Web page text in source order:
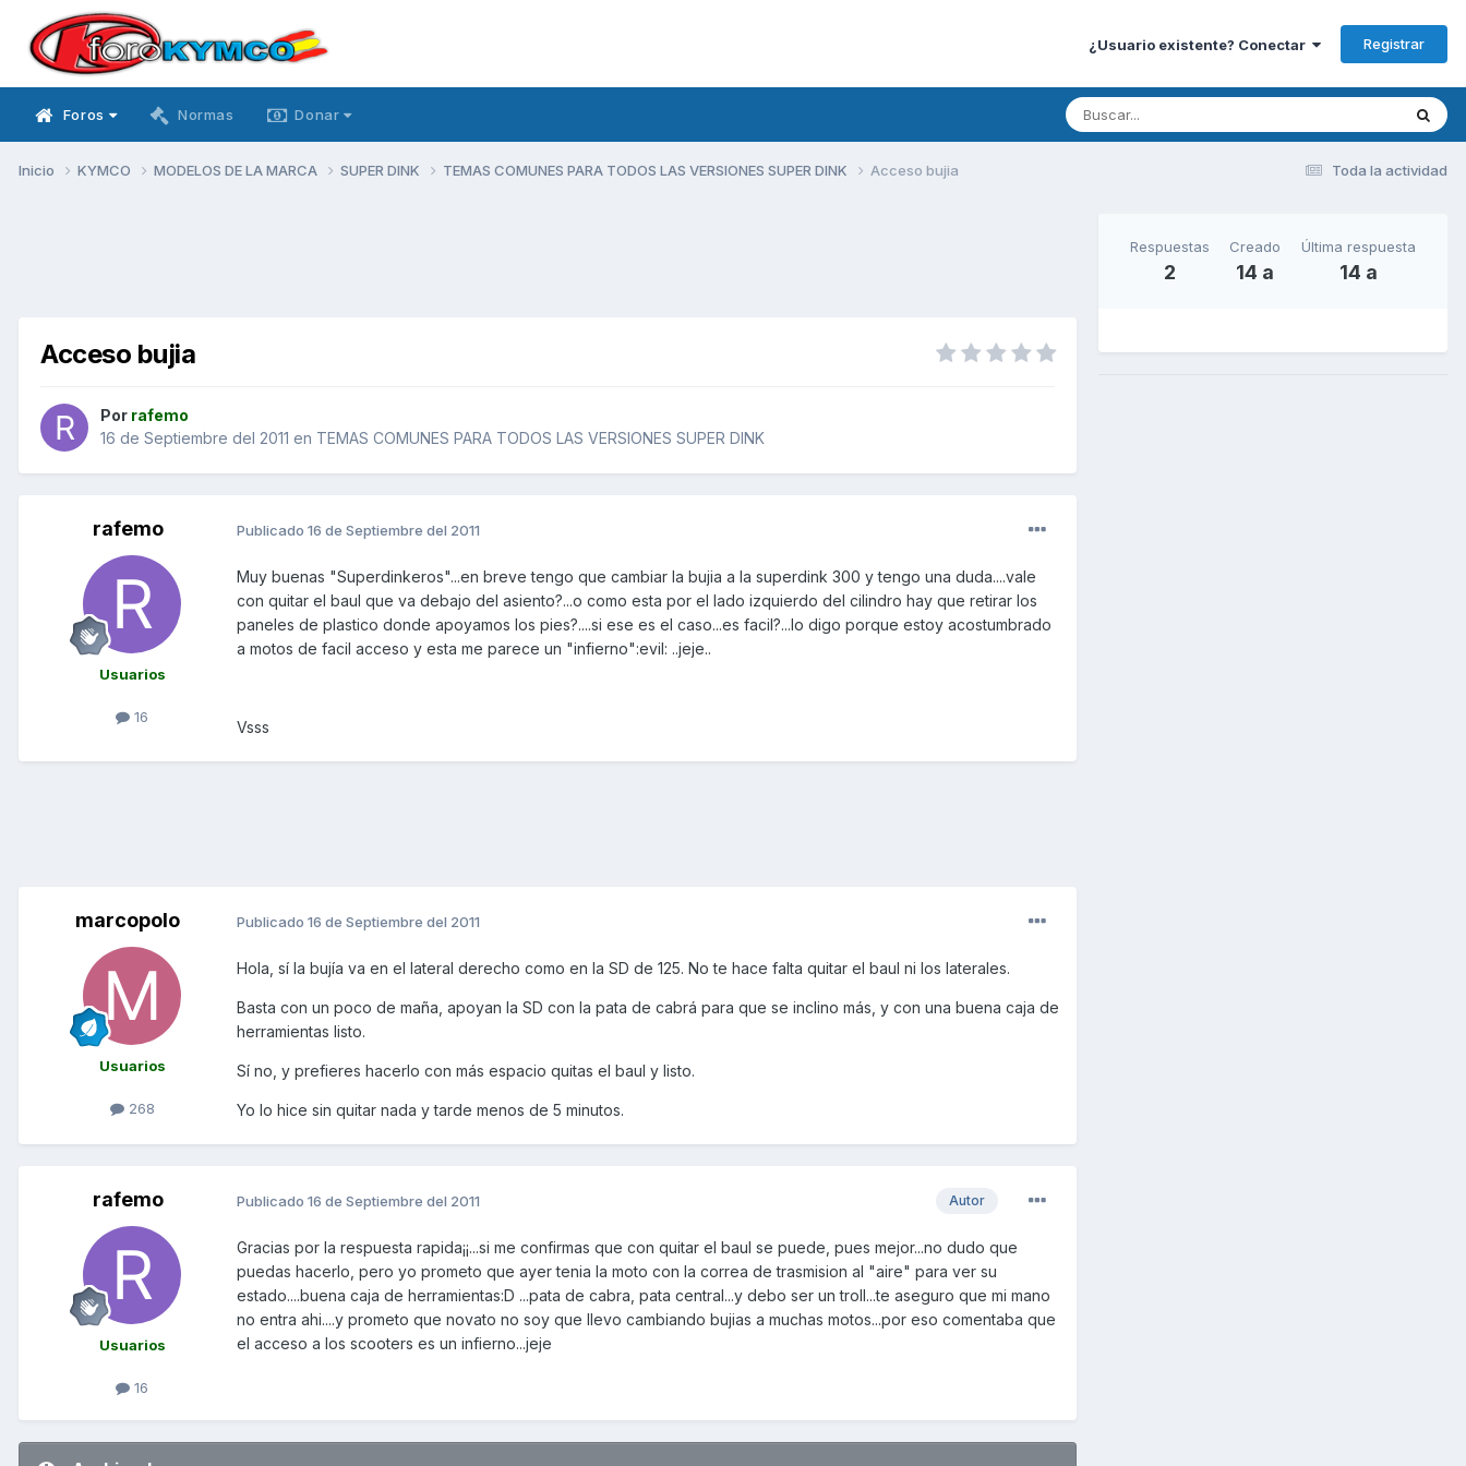
¿Usuario existente? Conectar Registrar
Foros Normas Donar
Toda la actividad
Inicio KYMCO MODELOS DE LA MARCA SUPER DINK TEMAS COMUNES PARA TODOS LAS VERSIONES SUPER DINK Acceso bujia
Acceso bujia
Por rafemo
16 de Septiembre del 2011 en TEMAS COMUNES PARA TODOS LAS VERSIONES SUPER DINK
rafemo
Usuarios
16
Publicado 16 de Septiembre del 2011
Muy buenas "Superdinkeros"...en breve tengo que cambiar la bujia a la superdink 300 y tengo una duda....vale
con quitar el baul que va debajo del asiento?...o como esta por el lado izquierdo del cilindro hay que retirar los
paneles de plastico donde apoyamos los pies?....si ese es el caso...es facil?...lo digo porque estoy acostumbrado
a motos de facil acceso y esta me parece un "infierno":evil: ..jeje..
Vsss
marcopolo
Usuarios
268
Publicado 16 de Septiembre del 2011
Hola, sí la bujía va en el lateral derecho como en la SD de 125. No te hace falta quitar el baul ni los laterales.
Basta con un poco de maña, apoyan la SD con la pata de cabrá para que se inclino más, y con una buena caja de
herramientas listo.
Sí no, y prefieres hacerlo con más espacio quitas el baul y listo.
Yo lo hice sin quitar nada y tarde menos de 5 minutos.
rafemo
Usuarios
16
Autor
Publicado 16 de Septiembre del 2011
Gracias por la respuesta rapida¡¡...si me confirmas que con quitar el baul se puede, pues mejor...no dudo que
puedas hacerlo, pero yo prometo que ayer tenia la moto con la correa de trasmision al "aire" para ver su
estado....buena caja de herramientas:D ...pata de cabra, pata central...y debo ser un troll...te aseguro que mi mano
no entra ahi....y prometo que novato no soy que llevo cambiando bujias a muchas motos...por eso comentaba que
el acceso a los scooters es un infierno...jeje
Respuestas
2
Creado
14 a
Última respuesta
14 a